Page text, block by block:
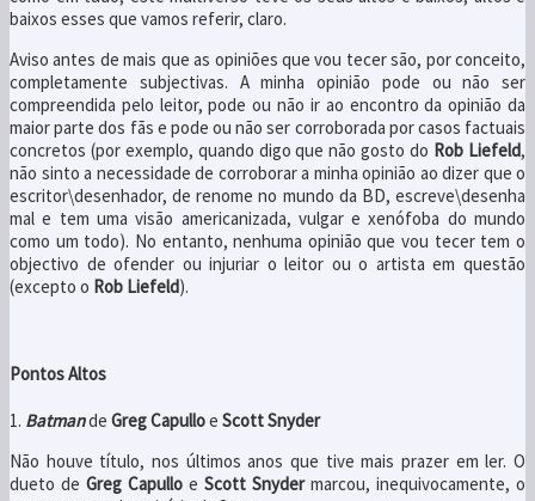
baixos esses que vamos referir, claro.
Aviso antes de mais que as opiniões que vou tecer são, por conceito,
completamente subjectivas. A minha opinião pode ou não ser
compreendida pelo leitor, pode ou não ir ao encontro da opinião da
maior parte dos fãs e pode ou não ser corroborada por casos factuais
concretos (por exemplo, quando digo que não gosto do Rob Liefeld,
não sinto a necessidade de corroborar a minha opinião ao dizer que o
escritor\desenhador, de renome no mundo da BD, escreve\desenha
mal e tem uma visão americanizada, vulgar e xenófoba do mundo
como um todo). No entanto, nenhuma opinião que vou tecer tem o
objectivo de ofender ou injuriar o leitor ou o artista em questão
(excepto o Rob Liefeld).
Pontos Altos
1. Batmande Greg Capulloe Scott Snyder
Não houve título, nos últimos anos que tive mais prazer em ler. O
dueto de Greg Capullo e Scott Snydermarcou, inequivocamente, o